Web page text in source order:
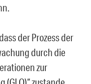
der Prozess der
durch die
zur